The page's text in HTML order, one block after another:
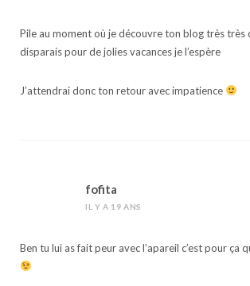
Pile au moment où je découvre ton blog très très
disparais pour de jolies vacances je l’espère
J’attendrai donc ton retour avec impatience
fofita
IL Y A 19 ANS
Ben tu lui as fait peur avec l’apareil c’est pour ça